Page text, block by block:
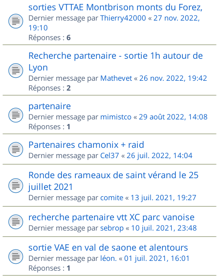
sorties VTTAE Montbrison monts du Forez,
Dernier message par Thierry42000 « 27 nov. 2022,
19:10
Réponses : 6
Recherche partenaire - sortie 1h autour de
Lyon
Dernier message par Mathevet « 26 nov. 2022, 19:42
Réponses : 2
partenaire
Dernier message par mimistco « 29 août 2022, 14:08
Réponses : 1
Partenaires chamonix + raid
Dernier message par Cel37 « 26 juil. 2022, 14:04
Ronde des rameaux de saint vérand le 25
juillet 2021
Dernier message par comite « 13 juil. 2021, 19:27
recherche partenaire vtt XC parc vanoise
Dernier message par sebrop « 10 juil. 2021, 23:48
sortie VAE en val de saone et alentours
Dernier message par léon. « 01 juil. 2021, 16:01
Réponses : 1